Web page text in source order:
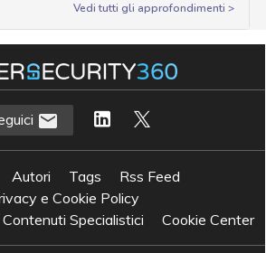
Vedi tutti gli approfondimenti >
Autori Tags
Rss Feed
e Cookie Policy
Specialistici
Cookie Center